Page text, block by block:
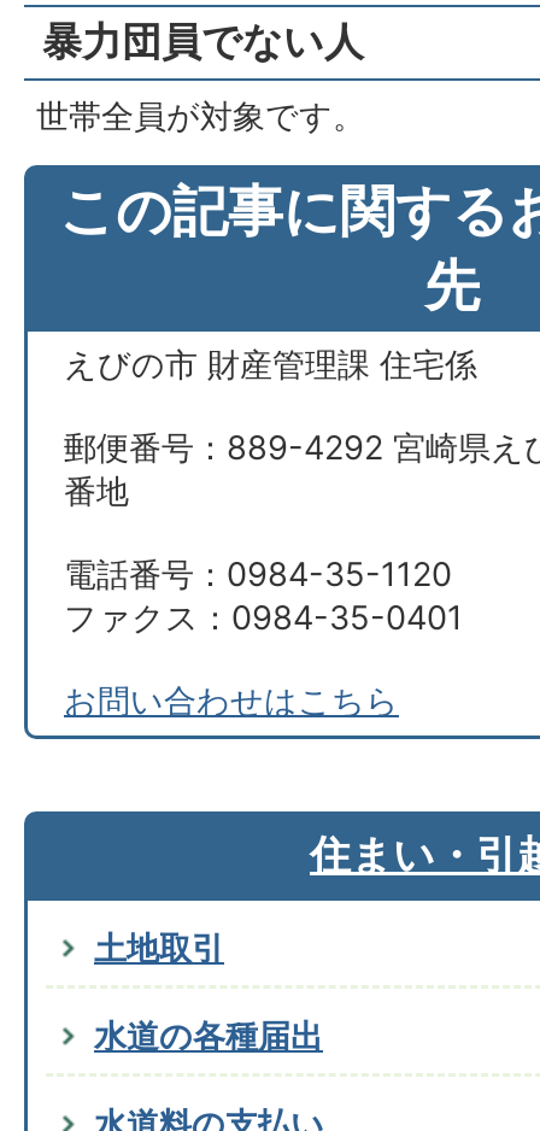
暴力団員でない人
世帯全員が対象です。
この記事に関する
先
えびの市 財産管理課 住宅係
郵便番号：889-4292 宮崎県え
番地
電話番号：0984-35-1120
ファクス：0984-35-0401
お問い合わせはこちら
住まい・引
土地取引
水道の各種届出